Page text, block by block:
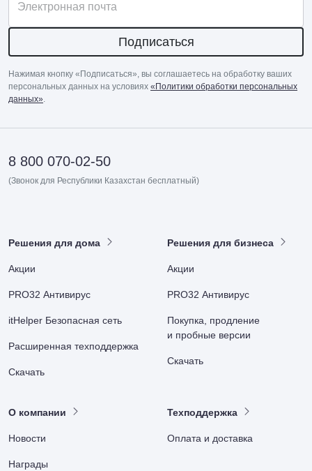
Электронная почта
Подписаться
Нажимая кнопку «Подписаться», вы соглашаетесь на обработку ваших
персональных данных на условиях «Политики обработки персональных
данных»
8 800 070-02-50
(Звонок для Республики Казахстан бесплатный)
Решения для дома
Акции
PRO32 Антивирус
itHelper Безопасная сеть
Расширенная техподдержка
Скачать
Решения для бизнеса
Акции
PRO32 Антивирус
Покупка, продление
и пробные версии
Скачать
О компании
Новости
Награды
Техподдержка
Оплата и доставка